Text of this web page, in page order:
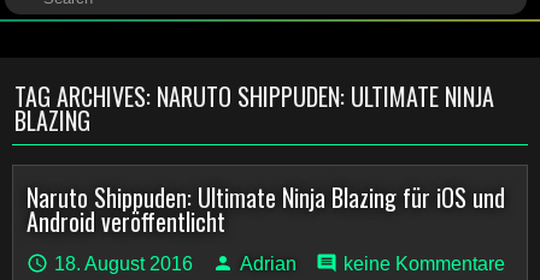
TAG ARCHIVES: NARUTO SHIPPUDEN: ULTIMATE NINJA
BLAZING
Naruto Shippuden: Ultimate Ninja Blazing für iOS und
Android veröffentlicht
18. August 2016 Adrian keine Kommentare